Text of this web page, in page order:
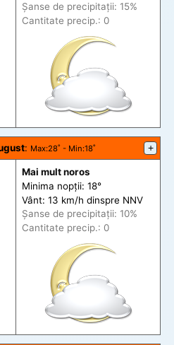
Șanse de precipitații: 15%
Cantitate precip.: 0
: Max:28˚ - Min:18˚ +
Mai mult noros
Minima nopții: 18°
Vânt: 13 km/h dinspre NNV
Șanse de precipitații: 10%
Cantitate precip.: 0